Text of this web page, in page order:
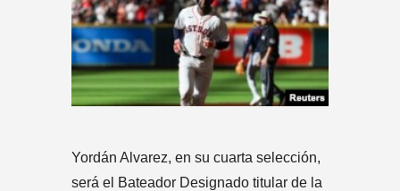
Yordán Alvarez, en su cuarta selección,
será el Bateador Designado titular de la